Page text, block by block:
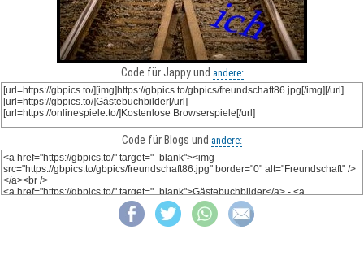
Code für Jappy und andere:
Code für Blogs und andere: